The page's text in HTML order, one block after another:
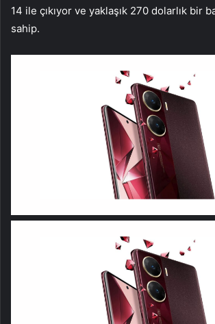
14 ile çıkıyor ve yaklaşık 270 dolarlık bir
sahip.